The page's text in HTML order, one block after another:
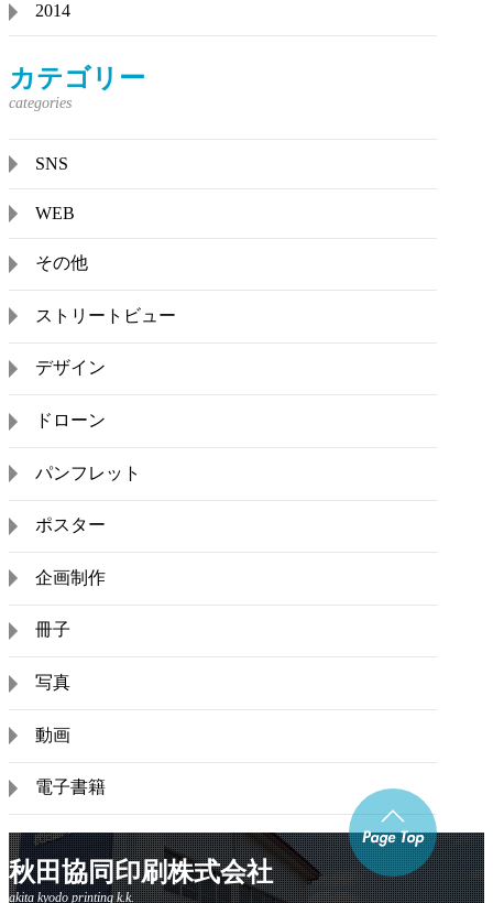
2014
カテゴリー
SNS
WEB
その他
ストリートビュー
デザイン
ドローン
パンフレット
ポスター
企画制作
冊子
写真
動画
電子書籍
秋田協同印刷株式会社